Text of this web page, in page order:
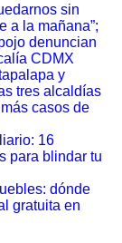
sin
a la mañana”;
denuncian
CDMX
y
tres alcaldías
casos de
16
para blindar tu
dónde
gratuita en